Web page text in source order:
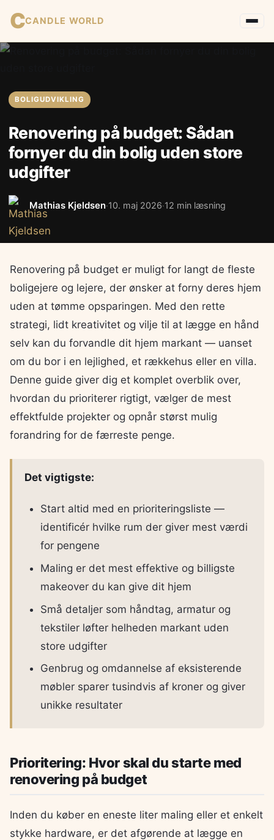
CCANDLE WORLD
BOLIGUDVIKLING
Renovering på budget: Sådan
fornyer du din bolig uden store
udgifter
Mathias Kjeldsen·10. maj 2026·12 min læsning
Renovering på budget er muligt for langt de fleste
boligejere og lejere, der ønsker at forny deres hjem
uden at tømme opsparingen. Med den rette
strategi, lidt kreativitet og vilje til at lægge en hånd
selv kan du forvandle dit hjem markant — uanset
om du bor i en lejlighed, et rækkehus eller en villa.
Denne guide giver dig et komplet overblik over,
hvordan du prioriterer rigtigt, vælger de mest
effektfulde projekter og opnår størst mulig
forandring for de færreste penge.
Det vigtigste:
Start altid med en prioriteringsliste —
identificér hvilke rum der giver mest værdi
for pengene
Maling er det mest effektive og billigste
makeover du kan give dit hjem
Små detaljer som håndtag, armatur og
tekstiler løfter helheden markant uden
store udgifter
Genbrug og omdannelse af eksisterende
møbler sparer tusindvis af kroner og giver
unikke resultater
Prioritering: Hvor skal du starte med
renovering på budget
Inden du køber en eneste liter maling eller et enkelt
stykke hardware, er det afgørende at lægge en